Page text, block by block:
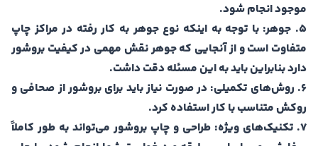
موجود انجام شود.
5. جوهر: با توجه به اینکه نوع جوهر به کار رفته در مراکز چاپ
متفاوت است و از آنجایی که جوهر نقش مهمی در کیفیت بروشور
دارد بنابراین باید به این مسئله دقت داشت.
6. روش‌های تکمیلی: در صورت نیاز باید برای بروشور از صحافی و
روکش متناسب با کار استفاده کرد.
7. تکنیک‌های ویژه: طراحی و چاپ بروشور می‌تواند به طور کاملاً